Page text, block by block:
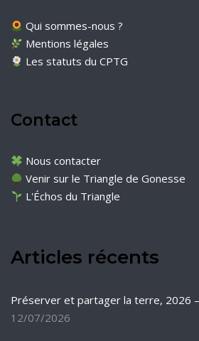
Qui sommes-nous ?
Mentions légales
Les statuts du CPTG
Contact
Nous contacter
Venir sur le Triangle de Gonesse
L'Échos du Triangle
Articles récents
Préserver et partager la terre, 2026
12/07/2026